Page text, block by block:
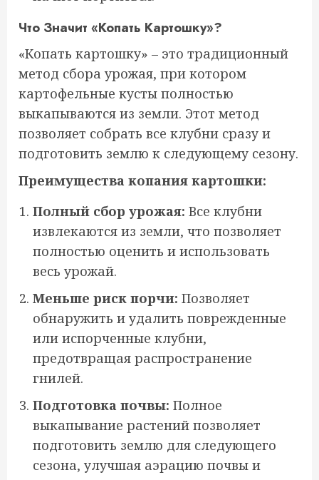
Что Значит «Копать Картошку»?
«Копать картошку» – это традиционный
метод сбора урожая, при котором
картофельные кусты полностью
выкапываются из земли. Этот метод
позволяет собрать все клубни сразу и
подготовить землю к следующему сезону.
Преимущества копания картошки:
Полный сбор урожая: Все клубни
извлекаются из земли, что позволяет
полностью оценить и использовать
весь урожай.
Меньше риск порчи: Позволяет
обнаружить и удалить поврежденные
или испорченные клубни,
предотвращая распространение
гнилей.
Подготовка почвы: Полное
выкапывание растений позволяет
подготовить землю для следующего
сезона, улучшая аэрацию почвы и